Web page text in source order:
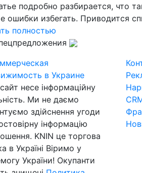
подробно разбирается, что
ошибки избегать. Приводится
полностью
несе інформаційну
Ми не даємо
здійснення угоди
інформацію
KNIN це торгова
в Україні Віримо у
України! Окупанти